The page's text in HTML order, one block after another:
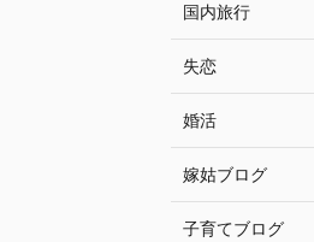
国内旅行
失恋
婚活
嫁姑ブログ
子育てブログ